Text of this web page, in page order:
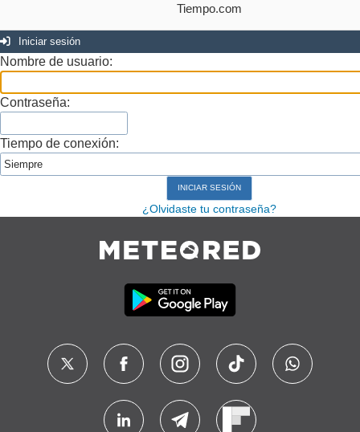
Tiempo.com
Iniciar sesión
Nombre de usuario:
Contraseña:
Tiempo de conexión:
¿Olvidaste tu contraseña?